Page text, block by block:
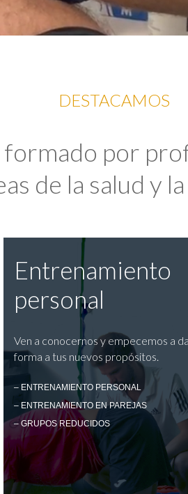
DESTACAMOS
por
de la salud y
Entrenamiento
personal
Ven a conocernos y empecemos a
forma a tus nuevos propósitos.
– ENTRENAMIENTO PERSONAL
– ENTRENAMIENTO EN PAREJAS
– GRUPOS REDUCIDOS